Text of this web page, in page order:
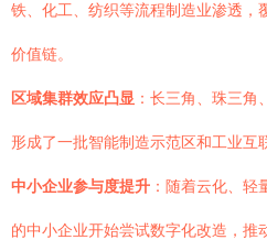
铁、化工、纺织等流程制造业渗透，
价值链。
区域集群效应凸显 ：长三角、珠三角
形成了一批智能制造示范区和工业互
中小企业参与度提升 ：随着云化、
的中小企业开始尝试数字化改造，推